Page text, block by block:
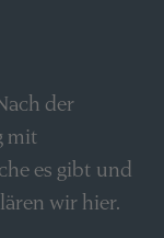
der
mit
es gibt und
wir hier.